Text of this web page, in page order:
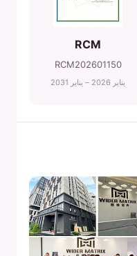
RCM
RCM202601150
يناير 2026 – يناير 2031